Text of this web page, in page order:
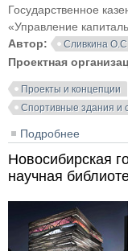
Государственное
«Управление
Автор:
Сливкина
Проектная
Проекты и концепции
Спортивные здания и
Подробнее
Новосибирская
научная